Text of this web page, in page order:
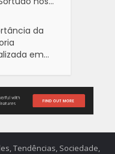
da
em...
Tendências, Sociedade,